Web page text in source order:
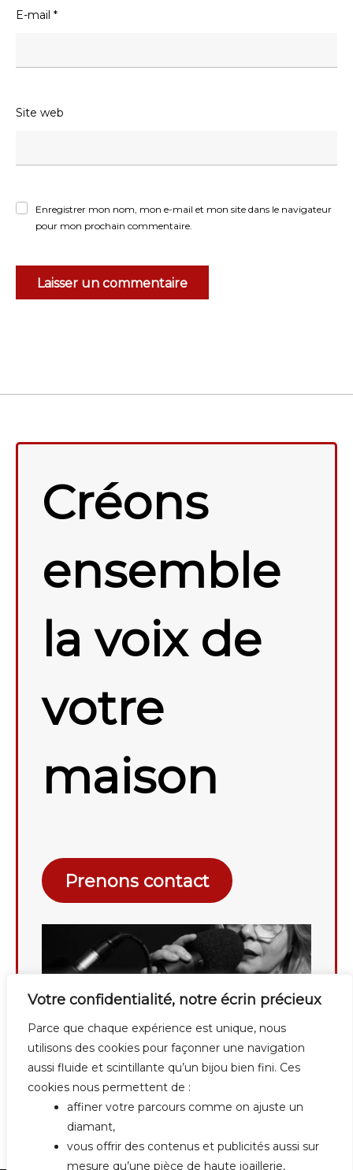
Votre confidentialité, notre écrin précieux
Parce que chaque expérience est unique, nous
utilisons des cookies pour façonner une navigation
aussi fluide et scintillante qu’un bijou bien fini. Ces
cookies nous permettent de :
affiner votre parcours comme on ajuste un
diamant,
vous offrir des contenus et publicités aussi sur
mesure qu’une pièce de haute joaillerie,
E-mail *
Site web
Enregistrer mon nom, mon e-mail et mon site dans le navigateur
pour mon prochain commentaire.
Créons
ensemble
la voix de
votre
maison
Prenons contact